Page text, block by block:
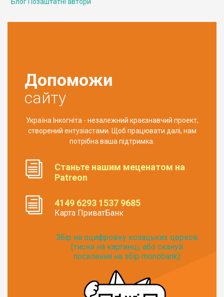
Допоможи
сайту
Україна Інкогніта - незалежний краєзнавчий проект,
створений ентузіастами. Щоб працювати далі, нам
потрібна ваша підтримка.
Станьте нашим меценатом на
Patreon
4149 6293 1537 9685
Карта ПриватБанк
Збір на оцифровку козацьких церков
(тисни на картинці, або скануй
посилання на збір monobank):